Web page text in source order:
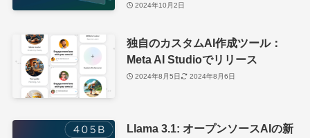
2024年10月2日
独自のカスタムAI作成ツール：
Meta AI Studioでリリース
2024年8月5日 2024年8月6日
Llama 3.1: オープンソースAIの新